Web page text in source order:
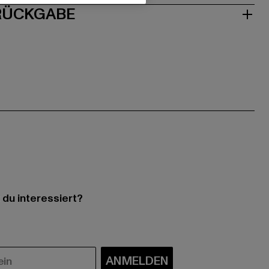
interessiert?
ANMELDEN